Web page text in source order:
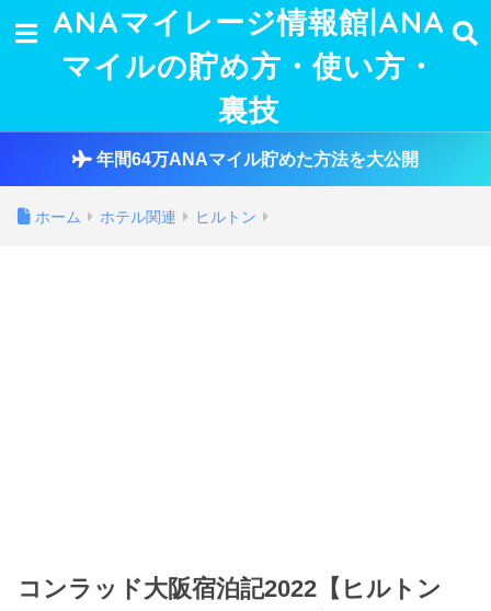
ANAマイレージ情報館|ANA
マイルの貯め方・使い方・
裏技
年間64万ANAマイル貯めた方法を大公開
ホーム ホテル関連 ヒルトン
コンラッド大阪宿泊記2022【ヒルトン